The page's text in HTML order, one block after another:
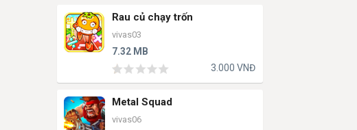
Rau củ chạy trốn
vivas03
7.32 MB
3.000 VNĐ
Metal Squad
vivas06